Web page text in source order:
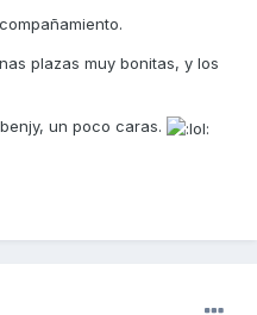
plazas muy bonitas, y los
un poco caras.